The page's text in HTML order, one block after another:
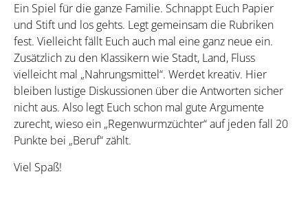
Ein Spiel für die ganze Familie. Schnappt Euch Papier
und Stift und los gehts. Legt gemeinsam die Rubriken
fest. Vielleicht fällt Euch auch mal eine ganz neue ein.
Zusätzlich zu den Klassikern wie Stadt, Land, Fluss
vielleicht mal „Nahrungsmittel“. Werdet kreativ. Hier
bleiben lustige Diskussionen über die Antworten sicher
nicht aus. Also legt Euch schon mal gute Argumente
zurecht, wieso ein „Regenwurmzüchter“ auf jeden fall 20
Punkte bei „Beruf“ zählt.
Viel Spaß!